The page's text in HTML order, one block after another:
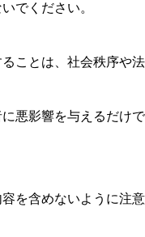
でください。
ことは、社会秩序や
悪影響を与えるだけ
を含めないように注